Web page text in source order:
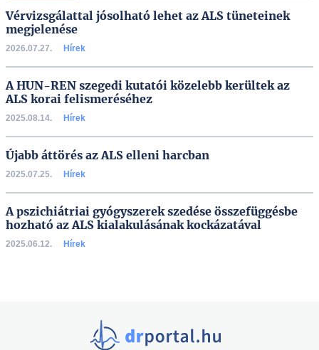
Vérvizsgálattal jósolható lehet az ALS tüneteinek
megjelenése
2026.07.27. Hírek
A HUN-REN szegedi kutatói közelebb kerültek az
ALS korai felismeréséhez
2025.08.14. Hírek
Újabb áttörés az ALS elleni harcban
2025.07.25. Hírek
A pszichiátriai gyógyszerek szedése összefüggésbe
hozható az ALS kialakulásának kockázatával
2025.06.12. Hírek